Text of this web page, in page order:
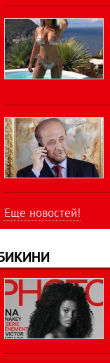
Еще новостей!